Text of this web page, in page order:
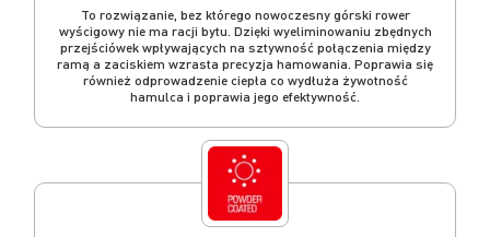
To rozwiązanie, bez którego nowoczesny górski rower
wyścigowy nie ma racji bytu. Dzięki wyeliminowaniu zbędnych
przejściówek wpływających na sztywność połączenia między
ramą a zaciskiem wzrasta precyzja hamowania. Poprawia się
również odprowadzenie ciepła co wydłuża żywotność
hamulca i poprawia jego efektywność.